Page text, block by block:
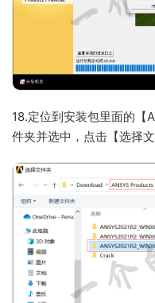
18.定位到安装包里面的【
件夹并选中，点击【选择文